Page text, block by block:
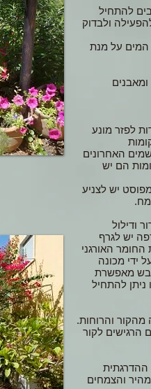
להתחיל
ולבדוק
המים על מנת
לפזר מונע
האחרונים
הם יש
יש לצניע
ודילול
יש לגרף
האורגני
ידי מכונה
מאפשרת
להתחיל
מהקור והרוחות.
הרגישים לקור
והצמחים